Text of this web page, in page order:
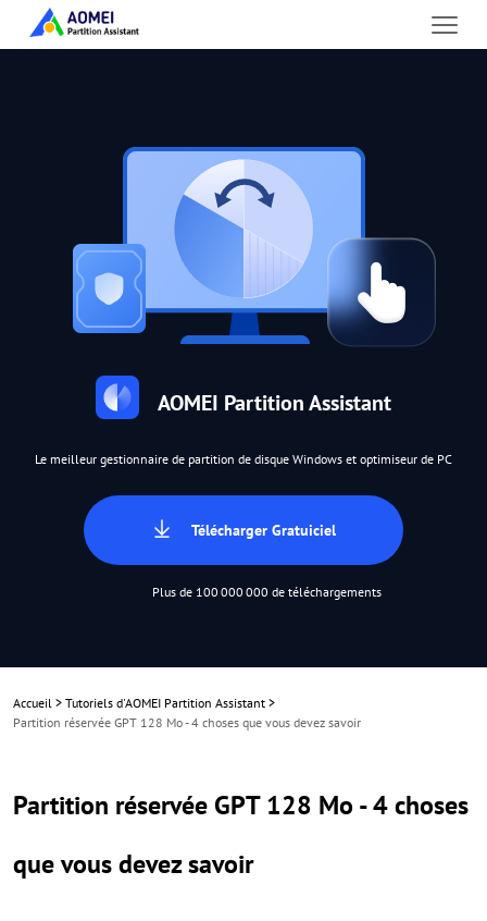
AOMEI Partition Assistant
Le meilleur gestionnaire de partition de disque Windows et optimiseur de PC
Télécharger Gratuiciel
Plus de 100 000 000 de téléchargements
Accueil > Tutoriels d'AOMEI Partition Assistant >
Partition réservée GPT 128 Mo - 4 choses que vous devez savoir
Partition réservée GPT 128 Mo - 4 choses
que vous devez savoir